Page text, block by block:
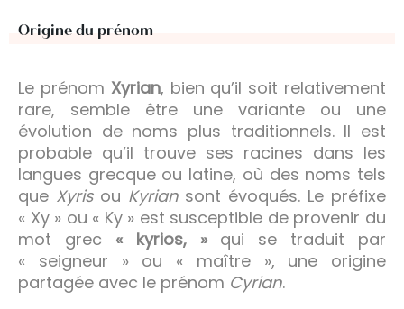
Origine du prénom
Le prénom Xyrian, bien qu’il soit relativement
rare, semble être une variante ou une
évolution de noms plus traditionnels. Il est
probable qu’il trouve ses racines dans les
langues grecque ou latine, où des noms tels
que Xyrisou Kyriansont évoqués. Le préfixe
« Xy » ou « Ky » est susceptible de provenir du
mot grec « kyrios, »qui se traduit par
« seigneur » ou « maître », une origine
partagée avec le prénom Cyrian.